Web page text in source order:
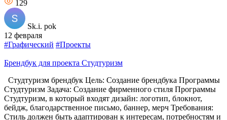
129
Sk.i. pok
12 февраля
#Графический #Проекты
Брендбук для проекта Студтуризм
Студтуризм брендбук Цель: Создание брендбука Программы
Студтуризм Задача: Создание фирменного стиля Программы
Студтуризм, в который входят дизайн: логотип, блокнот,
бейдж, благодарственное письмо, баннер, мерч Требования:
Стиль должен быть адаптирован к интересам, потребностям и